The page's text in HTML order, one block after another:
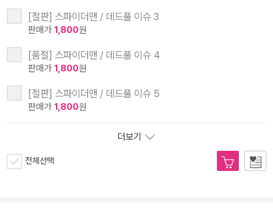
[절판] 스파이더맨 / 데드풀 이슈 3
판매가 1,800원
[품절] 스파이더맨 / 데드풀 이슈 4
판매가 1,800원
[절판] 스파이더맨 / 데드풀 이슈 5
판매가 1,800원
더보기
전체선택